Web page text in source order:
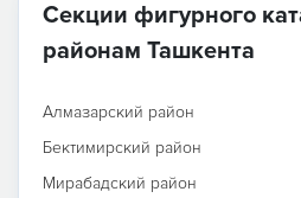
Секции фигурного
районам Ташкента
Алмазарский район
Бектимирский район
Мирабадский район